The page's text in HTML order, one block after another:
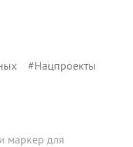
#Нацпроекты
маркер для